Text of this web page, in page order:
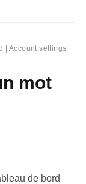
| Account settings
mot
de bord